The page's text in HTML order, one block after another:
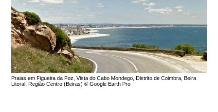
Praias em Figueira da Foz, Vista do Cabo Mondego, Distrito de Coimbra, Beira
Litoral, Região Centro (Beiras) © Google Earth Pro